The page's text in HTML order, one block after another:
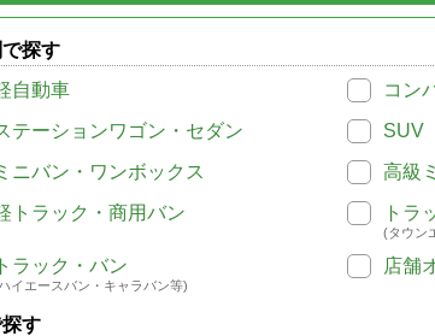
探す
自動車
コン
テーションワゴン・セダン
SUV
ニバン・ワンボックス
高級
トラック・商用バン
トラ
(タウン
トラック・バン
イエースバン・キャラバン等)
店舗
す